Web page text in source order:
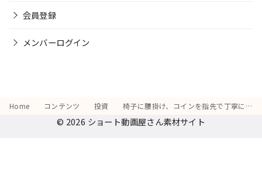
会員登録
メンバーログイン
Home コンテンツ 投資 椅子に腰掛け、コインを指先で丁寧に並べていく動作
© 2026 ショート動画屋さん素材サイト